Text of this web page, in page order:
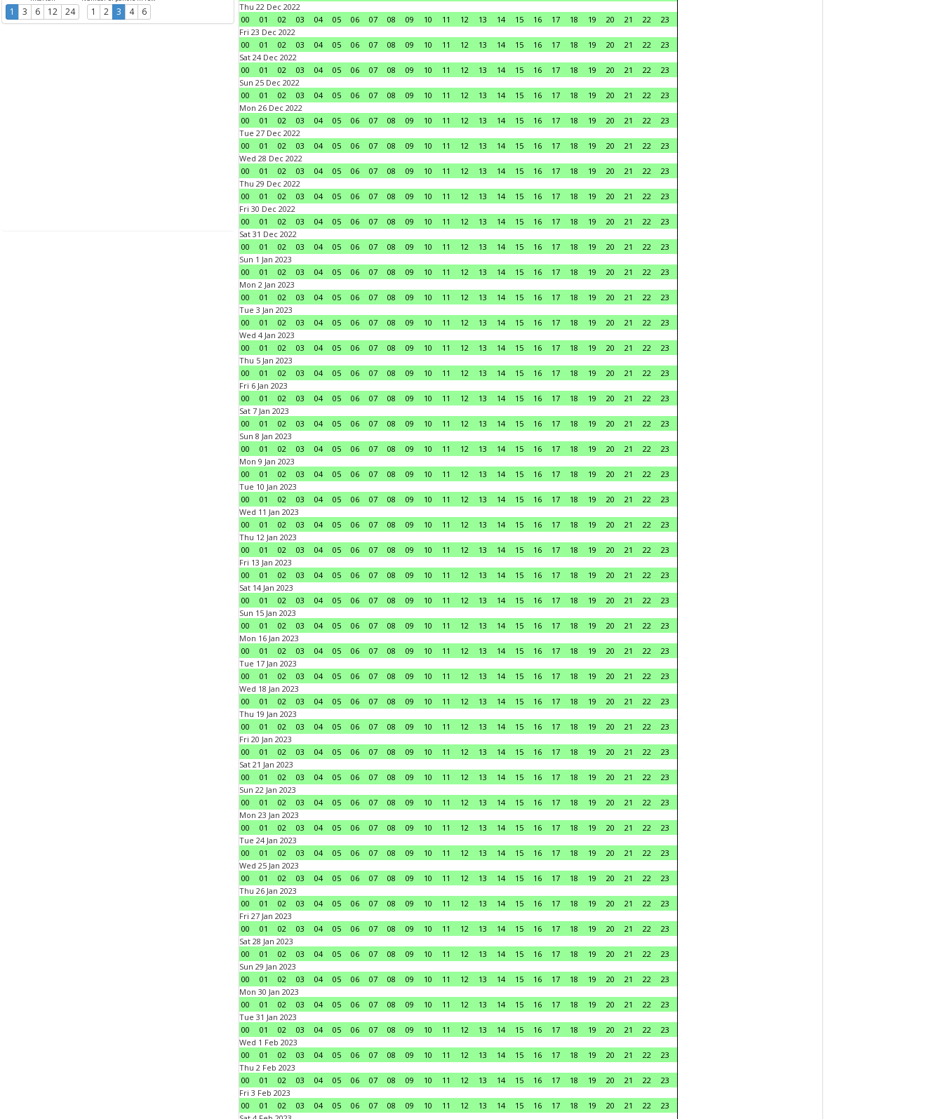
1 3 6 12 24 1 2 3 4 6
Thu 22 Dec 2022
00
01 02 03 04 05 06 07 08 09 10 11 12 13 14 15 16 17 18 19 20 21 22
23
Fri 23 Dec 2022
00
01 02 03 04 05 06 07 08 09 10 11 12 13 14 15 16 17 18 19 20 21 22
23
Sat 24 Dec 2022
00
01 02 03 04 05 06 07 08 09 10 11 12 13 14 15 16 17 18 19 20 21 22
23
Sun 25 Dec 2022
00
01 02 03 04 05 06 07 08 09 10 11 12 13 14 15 16 17 18 19 20 21 22
23
Mon 26 Dec 2022
00
01 02 03 04 05 06 07 08 09 10 11 12 13 14 15 16 17 18 19 20 21 22
23
Tue 27 Dec 2022
00
01 02 03 04 05 06 07 08 09 10 11 12 13 14 15 16 17 18 19 20 21 22
23
Wed 28 Dec 2022
00
01 02 03 04 05 06 07 08 09 10 11 12 13 14 15 16 17 18 19 20 21 22
23
Thu 29 Dec 2022
00
01 02 03 04 05 06 07 08 09 10 11 12 13 14 15 16 17 18 19 20 21 22
23
Fri 30 Dec 2022
00
01 02 03 04 05 06 07 08 09 10 11 12 13 14 15 16 17 18 19 20 21 22
23
Sat 31 Dec 2022
00
01 02 03 04 05 06 07 08 09 10 11 12 13 14 15 16 17 18 19 20 21 22
23
Sun 1 Jan 2023
00
01 02 03 04 05 06 07 08 09 10 11 12 13 14 15 16 17 18 19 20 21 22
23
Mon 2 Jan 2023
00
01 02 03 04 05 06 07 08 09 10 11 12 13 14 15 16 17 18 19 20 21 22
23
Tue 3 Jan 2023
00
01 02 03 04 05 06 07 08 09 10 11 12 13 14 15 16 17 18 19 20 21 22
23
Wed 4 Jan 2023
00
01 02 03 04 05 06 07 08 09 10 11 12 13 14 15 16 17 18 19 20 21 22
23
Thu 5 Jan 2023
00
01 02 03 04 05 06 07 08 09 10 11 12 13 14 15 16 17 18 19 20 21 22
23
Fri 6 Jan 2023
00
01 02 03 04 05 06 07 08 09 10 11 12 13 14 15 16 17 18 19 20 21 22
23
Sat 7 Jan 2023
00
01 02 03 04 05 06 07 08 09 10 11 12 13 14 15 16 17 18 19 20 21 22
23
Sun 8 Jan 2023
00
01 02 03 04 05 06 07 08 09 10 11 12 13 14 15 16 17 18 19 20 21 22
23
Mon 9 Jan 2023
00
01 02 03 04 05 06 07 08 09 10 11 12 13 14 15 16 17 18 19 20 21 22
23
Tue 10 Jan 2023
00
01 02 03 04 05 06 07 08 09 10 11 12 13 14 15 16 17 18 19 20 21 22
23
Wed 11 Jan 2023
00
01 02 03 04 05 06 07 08 09 10 11 12 13 14 15 16 17 18 19 20 21 22
23
Thu 12 Jan 2023
00
01 02 03 04 05 06 07 08 09 10 11 12 13 14 15 16 17 18 19 20 21 22
23
Fri 13 Jan 2023
00
01 02 03 04 05 06 07 08 09 10 11 12 13 14 15 16 17 18 19 20 21 22
23
Sat 14 Jan 2023
00
01 02 03 04 05 06 07 08 09 10 11 12 13 14 15 16 17 18 19 20 21 22
23
Sun 15 Jan 2023
00
01 02 03 04 05 06 07 08 09 10 11 12 13 14 15 16 17 18 19 20 21 22
23
Mon 16 Jan 2023
00
01 02 03 04 05 06 07 08 09 10 11 12 13 14 15 16 17 18 19 20 21 22
23
Tue 17 Jan 2023
00
01 02 03 04 05 06 07 08 09 10 11 12 13 14 15 16 17 18 19 20 21 22
23
Wed 18 Jan 2023
00
01 02 03 04 05 06 07 08 09 10 11 12 13 14 15 16 17 18 19 20 21 22
23
Thu 19 Jan 2023
00
01 02 03 04 05 06 07 08 09 10 11 12 13 14 15 16 17 18 19 20 21 22
23
Fri 20 Jan 2023
00
01 02 03 04 05 06 07 08 09 10 11 12 13 14 15 16 17 18 19 20 21 22
23
Sat 21 Jan 2023
00
01 02 03 04 05 06 07 08 09 10 11 12 13 14 15 16 17 18 19 20 21 22
23
Sun 22 Jan 2023
00
01 02 03 04 05 06 07 08 09 10 11 12 13 14 15 16 17 18 19 20 21 22
23
Mon 23 Jan 2023
00
01 02 03 04 05 06 07 08 09 10 11 12 13 14 15 16 17 18 19 20 21 22
23
Tue 24 Jan 2023
00
01 02 03 04 05 06 07 08 09 10 11 12 13 14 15 16 17 18 19 20 21 22
23
Wed 25 Jan 2023
00
01 02 03 04 05 06 07 08 09 10 11 12 13 14 15 16 17 18 19 20 21 22
23
Thu 26 Jan 2023
00
01 02 03 04 05 06 07 08 09 10 11 12 13 14 15 16 17 18 19 20 21 22
23
Fri 27 Jan 2023
00
01 02 03 04 05 06 07 08 09 10 11 12 13 14 15 16 17 18 19 20 21 22
23
Sat 28 Jan 2023
00
01 02 03 04 05 06 07 08 09 10 11 12 13 14 15 16 17 18 19 20 21 22
23
Sun 29 Jan 2023
00
01 02 03 04 05 06 07 08 09 10 11 12 13 14 15 16 17 18 19 20 21 22
23
Mon 30 Jan 2023
00
01 02 03 04 05 06 07 08 09 10 11 12 13 14 15 16 17 18 19 20 21 22
23
Tue 31 Jan 2023
00
01 02 03 04 05 06 07 08 09 10 11 12 13 14 15 16 17 18 19 20 21 22
23
Wed 1 Feb 2023
00
01 02 03 04 05 06 07 08 09 10 11 12 13 14 15 16 17 18 19 20 21 22
23
Thu 2 Feb 2023
00
01 02 03 04 05 06 07 08 09 10 11 12 13 14 15 16 17 18 19 20 21 22
23
Fri 3 Feb 2023
00
01 02 03 04 05 06 07 08 09 10 11 12 13 14 15 16 17 18 19 20 21 22
23